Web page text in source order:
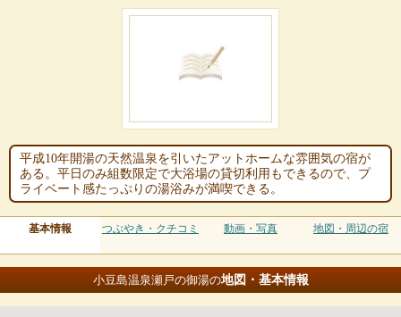
平成10年開湯の天然温泉を引いたアットホームな雰囲気の宿が
ある。平日のみ組数限定で大浴場の貸切利用もできるので、プ
ライベート感たっぷりの湯浴みが満喫できる。
基本情報 つぶやき・クチコミ 動画・写真 地図・周辺の宿
小豆島温泉瀬戸の御湯の地図・基本情報